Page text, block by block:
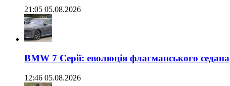
21:05 05.08.2026
BMW 7 Серії: еволюція флагманського седана
12:46 05.08.2026